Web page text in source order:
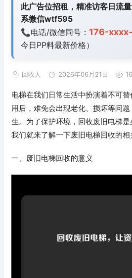
此广告位招租，精准访客日流
系微信wtf595
📞电话/微信同号： 176-
今日PP料最新价格）
回收人 2026年06月21日
电梯在我们日常生活中扮演着不可
用后，难免会出现老化、损坏等问
生。为了保护环境，回收废旧电梯
我们就来了解一下废旧电梯回收的相
一、废旧电梯回收的意义